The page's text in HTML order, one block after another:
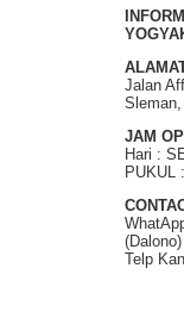
Jalan
JAM
Hari :
PUKUL
(Dalono)
Telp